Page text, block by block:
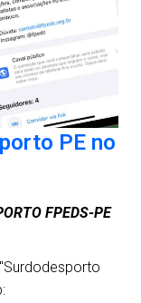
PE no
FPEDS-PE